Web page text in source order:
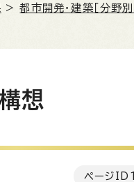
>都市開発・建築［分野別
想
ページID